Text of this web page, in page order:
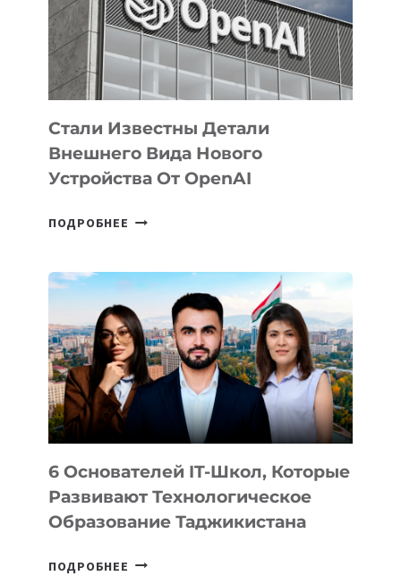
РАЗВИТИЮ
ЭКОСИСТЕМЫ
ИСКУССТВЕННОГО
ИНТЕЛЛЕКТА
Стали Известны Детали
Внешнего Вида Нового
Устройства От OpenAI
ПОДРОБНЕЕ СТАЛИ
ВНЕШНЕГО
ВИДА
НОВОГО
УСТРОЙСТВА
ОТ
OPENAI
6 Основателей IT-Школ, Которые
Развивают Технологическое
Образование Таджикистана
ПОДРОБНЕЕ